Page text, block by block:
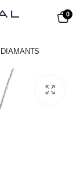
0